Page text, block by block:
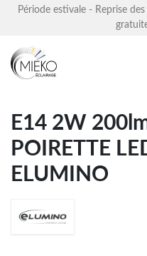
Période estivale - Reprise
E14 2W
POIRETTE
ELUMINO